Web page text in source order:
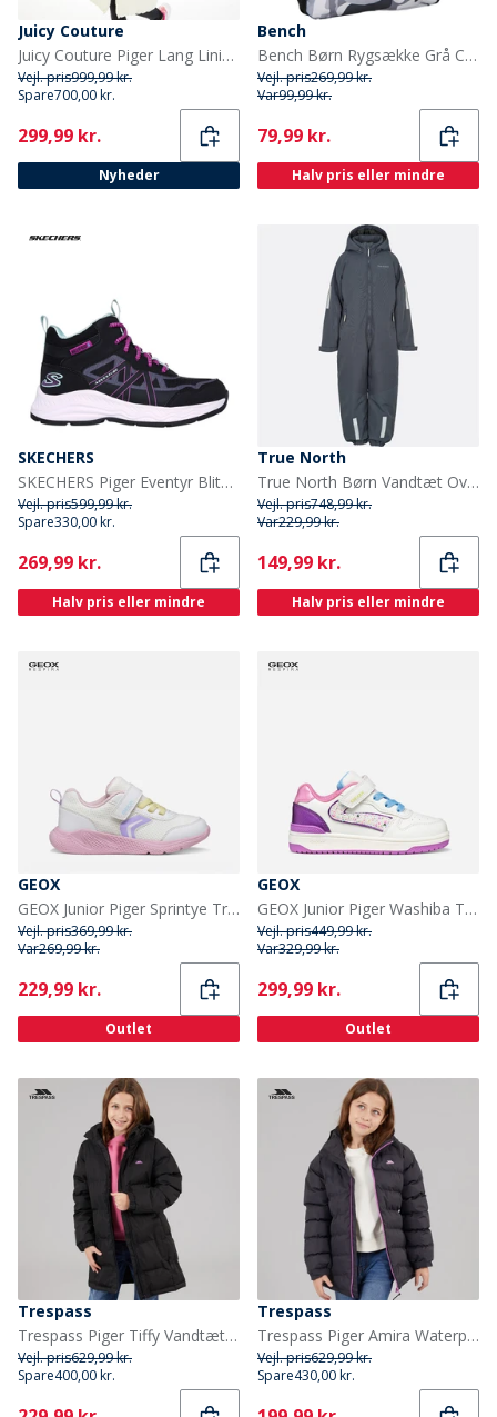
Juicy Couture
Juicy Couture Piger Lang Linie Puffer Jakke Vanilje Is
Vejl. pris999,99 kr.
Spare700,00 kr.
Current
299,99 kr.
Nyheder
Bench
Bench Børn Rygsække Grå Camouflage
Vejl. pris269,99 kr.
Var99,99 kr.
Current
79,99 kr.
Halv pris eller mindre
SKECHERS
SKECHERS Piger Eventyr Blitz Sjov Forfølgelse Vandtætte Sko Black Aqua
Vejl. pris599,99 kr.
Spare330,00 kr.
Current
269,99 kr.
Halv pris eller mindre
True North
True North Børn Vandtæt Overalls Oxford Snedragt Nattehimmel
Vejl. pris748,99 kr.
Var229,99 kr.
Current
149,99 kr.
Halv pris eller mindre
GEOX
GEOX Junior Piger Sprintye Træningssko Hvid/Pink
Vejl. pris369,99 kr.
Var269,99 kr.
Current
229,99 kr.
Outlet
GEOX
GEOX Junior Piger Washiba Træningssko Hvid/Mørk Lilla Hvid/Dk Purple
Vejl. pris449,99 kr.
Var329,99 kr.
Current
299,99 kr.
Outlet
Trespass
Trespass Piger Tiffy Vandtæt Lang Polstret Hættejakke Sort
Vejl. pris629,99 kr.
Spare400,00 kr.
Trespass
Trespass Piger Amira Waterproof Padded Præstation/Teknisk Grå
Vejl. pris629,99 kr.
Spare430,00 kr.